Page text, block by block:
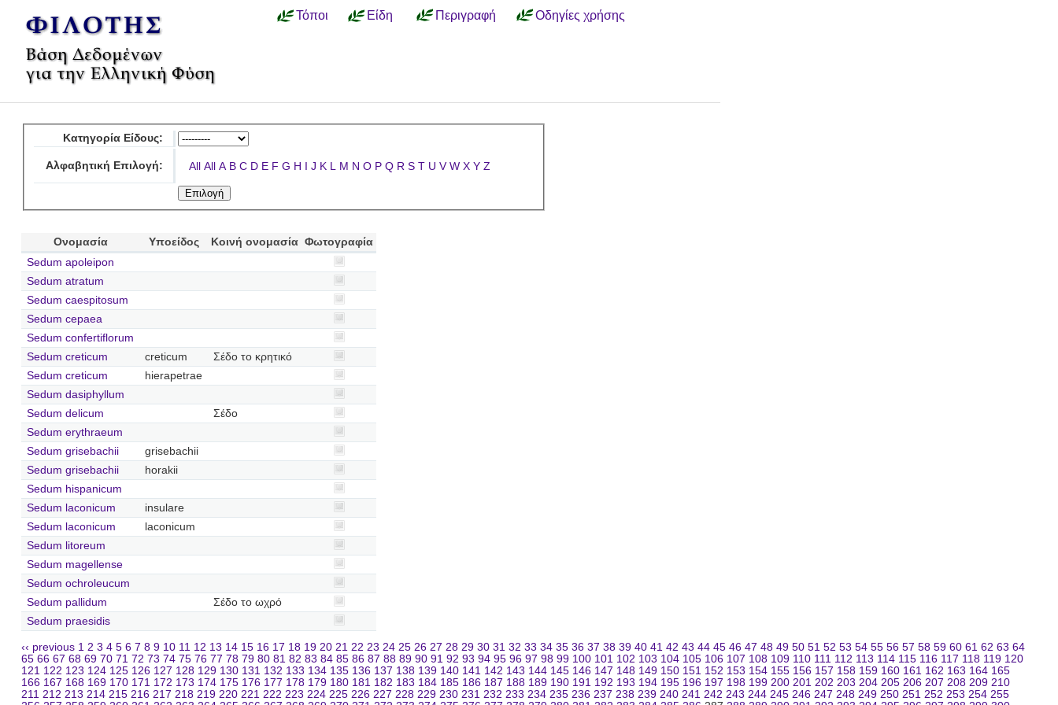
Τόποι Είδη Περιγραφή Οδηγίες χρήσης
Κατηγορία Είδους:
Αλφαβητική Επιλογή: All All A B C D E F G H I J K L M N O P Q R S T U V W X Y Z
Ονομασία Υποείδος Κοινή ονομασία Φωτογραφία
Sedum apoleipon
Sedum atratum
Sedum caespitosum
Sedum cepaea
Sedum confertiflorum
Sedum creticum
creticum
Σέδο το κρητικό
Sedum creticum
hierapetrae
Sedum dasiphyllum
Sedum delicum
Σέδο
Sedum erythraeum
Sedum grisebachii
grisebachii
Sedum grisebachii
horakii
Sedum hispanicum
Sedum laconicum
insulare
Sedum laconicum
laconicum
Sedum litoreum
Sedum magellense
Sedum ochroleucum
Sedum pallidum
Σέδο το ωχρό
Sedum praesidis
‹‹ previous 1 2 3 4 5 6 7 8 9 10 11 12 13 14 15 16 17 18 19 20 21 22 23 24 25 26 27 28 29 30 31 32 33 34 35 36 37 38 39 40 41 42 43 44 45 46 47 48 49 50 51 52 53 54 55 56 57 58 59 60 61 62 63 64
65 66 67 68 69 70 71 72 73 74 75 76 77 78 79 80 81 82 83 84 85 86 87 88 89 90 91 92 93 94 95 96 97 98 99 100 101 102 103 104 105 106 107 108 109 110 111 112 113 114 115 116 117 118 119 120
121 122 123 124 125 126 127 128 129 130 131 132 133 134 135 136 137 138 139 140 141 142 143 144 145 146 147 148 149 150 151 152 153 154 155 156 157 158 159 160 161 162 163 164 165
166 167 168 169 170 171 172 173 174 175 176 177 178 179 180 181 182 183 184 185 186 187 188 189 190 191 192 193 194 195 196 197 198 199 200 201 202 203 204 205 206 207 208 209 210
211 212 213 214 215 216 217 218 219 220 221 222 223 224 225 226 227 228 229 230 231 232 233 234 235 236 237 238 239 240 241 242 243 244 245 246 247 248 249 250 251 252 253 254 255